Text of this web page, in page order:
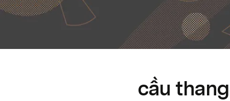
cầu